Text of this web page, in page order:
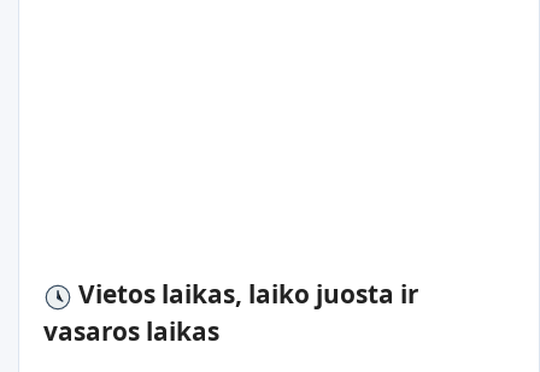
Vietos laikas, laiko juosta ir
vasaros laikas